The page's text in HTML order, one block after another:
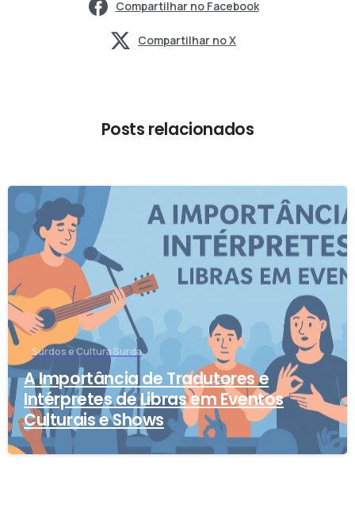
Compartilhar no Facebook
Compartilhar no X
Posts relacionados
-
Surdos e Cultura Surda
A Importância de Tradutores e
Intérpretes de Libras em Eventos
Culturais e Shows